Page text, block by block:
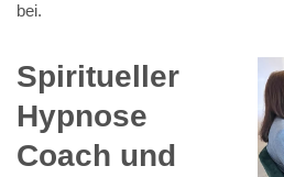
bei.
Spiritueller
Hypnose
Coach und